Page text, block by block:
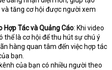
tăng cơ hội được người xem
Hợp Tác và Quảng Cáo: Khi video
thể là cơ hội để thu hút sự chú ý
hàng quan tâm đến việc hợp tác
bạn.
của bạn có nhiều người theo